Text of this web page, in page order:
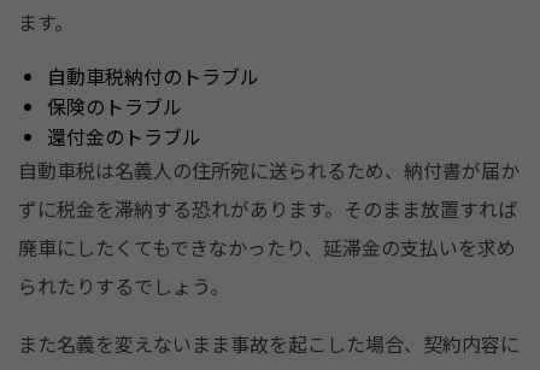
ます。
自動車税納付のトラブル
保険のトラブル
還付金のトラブル
自動車税は名義人の住所宛に送られるため、納付書が届か
ずに税金を滞納する恐れがあります。そのまま放置すれば
廃車にしたくてもできなかったり、延滞金の支払いを求め
られたりするでしょう。
また名義を変えないまま事故を起こした場合、契約内容に